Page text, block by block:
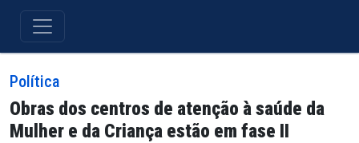
Política
Obras dos centros de atenção à saúde da
Mulher e da Criança estão em fase II